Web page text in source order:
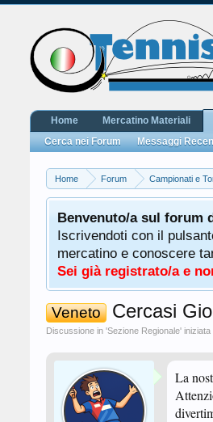
Home Forum Campionati e
Benvenuto/a sul forum
Iscrivendoti con il
mercatino e conoscere
Sei già registrato/a e
Veneto Cercasi
Discussione in 'Sezione Regionale' iniziata
La
Home Mercatino Materiali
Cerca nei Forum
Messaggi